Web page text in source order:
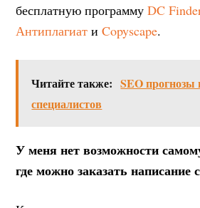
бесплатную программуDC
Антиплагиат иCopyscape.
Читайте также: SEO прогнозы
специалистов
У меня нет возможности
где можно заказать написание